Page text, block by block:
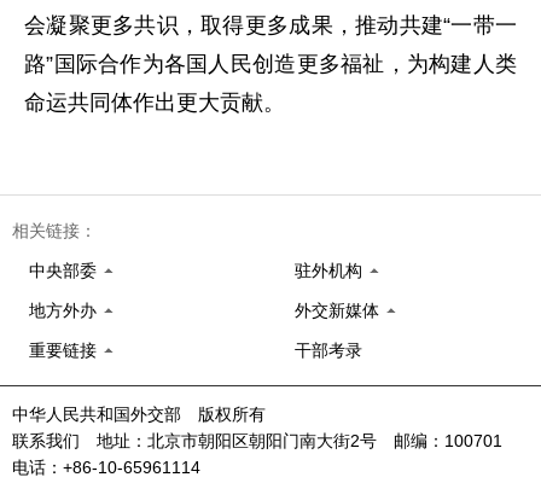
会凝聚更多共识，取得更多成果，推动共建“一带一
路”国际合作为各国人民创造更多福祉，为构建人类
命运共同体作出更大贡献。
相关链接：
中央部委 驻外机构
地方外办 外交新媒体
重要链接 干部考录
中华人民共和国外交部 版权所有
联系我们 地址：北京市朝阳区朝阳门南大街2号 邮编：100701
电话：+86-10-65961114